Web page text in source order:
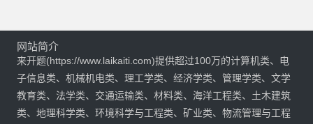
网站简介
来开题(https://www.laikaiti.com)提供超过100万的计算机类、电
子信息类、机械机电类、理工学类、经济学类、管理学类、文学
教育类、法学类、交通运输类、材料类、海洋工程类、土木建筑
类、地理科学类、环境科学与工程类、矿业类、物流管理与工程